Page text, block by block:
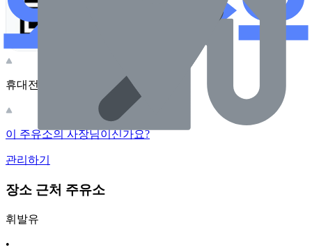
휴대전화 카메라로 찍어보세요
이 주유소의 사장님이신가요?
관리하기
장소 근처 주유소
휘발유
•